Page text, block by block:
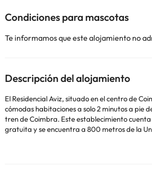
Condiciones para mascotas
Te informamos que este alojamiento no
Descripción del alojamiento
El Residencial Aviz, situado en el centro de
cómodas habitaciones a solo 2 minutos a pie
tren de Coimbra. Este establecimiento cuenta
gratuita y se encuentra a 800 metros de la